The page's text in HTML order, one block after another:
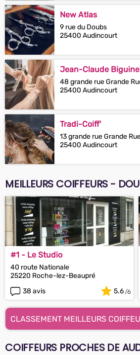
New Atlas
9 rue du Doubs
25400 Audincourt
Jean-Claude Biguine
48 grande rue Grande
25400 Audincourt
Tradi-Coiff'
13 grande rue Grande
25400 Audincourt
MEILLEURS COIFFEURS -
#1 - Le Studio
40 route Nationale
25220 Roche-lez-Beaupré
38 avis
5.6
CLASSEMENT MEILLEURS
COIFFEURS PROCHES DE